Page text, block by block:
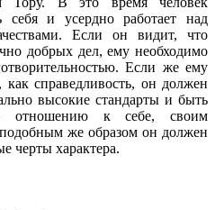
себя и усердно работает над
Если он видит, что
добрых дел, ему необходимо
Если же ему
как справедливость, он должен
высокие стандарты и быть
отношению к себе, своим
же образом он должен
черты характера.